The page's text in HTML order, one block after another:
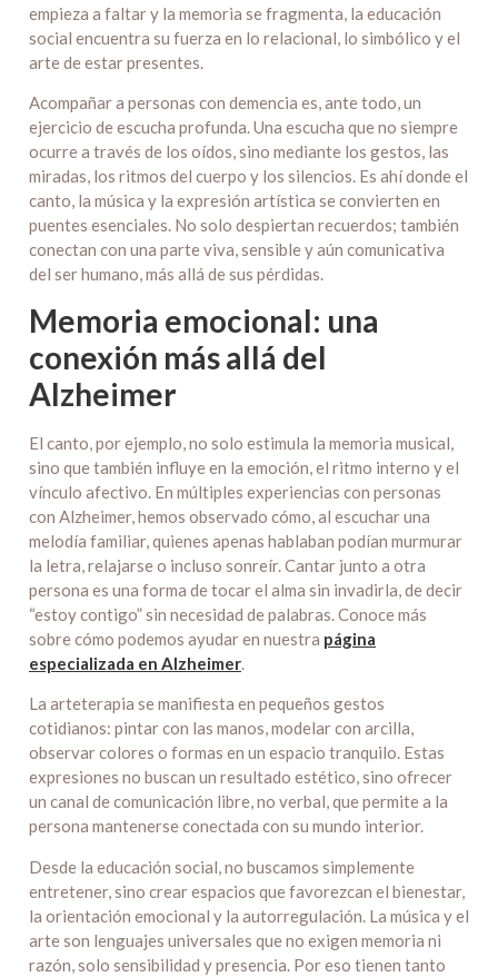
empieza a faltar y la memoria se fragmenta, la educación
social encuentra su fuerza en lo relacional, lo simbólico y el
arte de estar presentes.
Acompañar a personas con demencia es, ante todo, un
ejercicio de escucha profunda. Una escucha que no siempre
ocurre a través de los oídos, sino mediante los gestos, las
miradas, los ritmos del cuerpo y los silencios. Es ahí donde el
canto, la música y la expresión artística se convierten en
puentes esenciales. No solo despiertan recuerdos; también
conectan con una parte viva, sensible y aún comunicativa
del ser humano, más allá de sus pérdidas.
Memoria emocional: una
conexión más allá del
Alzheimer
El canto, por ejemplo, no solo estimula la memoria musical,
sino que también influye en la emoción, el ritmo interno y el
vínculo afectivo. En múltiples experiencias con personas
con Alzheimer, hemos observado cómo, al escuchar una
melodía familiar, quienes apenas hablaban podían murmurar
la letra, relajarse o incluso sonreír. Cantar junto a otra
persona es una forma de tocar el alma sin invadirla, de decir
“estoy contigo” sin necesidad de palabras. Conoce más
sobre cómo podemos ayudar en nuestra página
especializada en Alzheimer.
La arteterapia se manifiesta en pequeños gestos
cotidianos: pintar con las manos, modelar con arcilla,
observar colores o formas en un espacio tranquilo. Estas
expresiones no buscan un resultado estético, sino ofrecer
un canal de comunicación libre, no verbal, que permite a la
persona mantenerse conectada con su mundo interior.
Desde la educación social, no buscamos simplemente
entretener, sino crear espacios que favorezcan el bienestar,
la orientación emocional y la autorregulación. La música y el
arte son lenguajes universales que no exigen memoria ni
razón, solo sensibilidad y presencia. Por eso tienen tanto